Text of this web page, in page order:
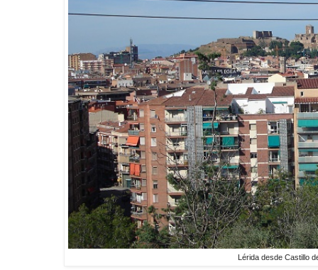
Lérida desde Castillo